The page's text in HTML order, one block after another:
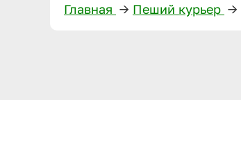
Главная —> Пеший курьер —>